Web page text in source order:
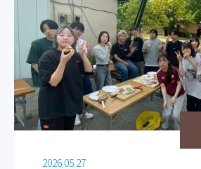
2026.05.27